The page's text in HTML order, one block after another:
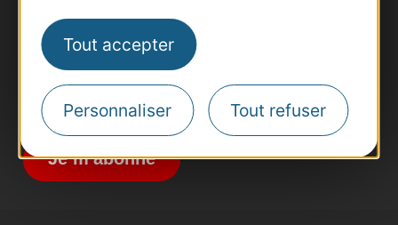
Tout accepter
Personnaliser Tout refuser
Voyagistes
Destination Sport
Inscrivez-vous à la lettre d'information
Destination Occitanie pour recevoir des
suggestions de séjours, de visites et de sorties.
Je m'abonne